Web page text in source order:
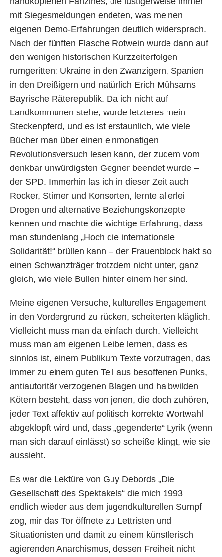
mit Siegesmeldungen endeten, was meinen
eigenen Demo-Erfahrungen deutlich widersprach.
Nach der fünften Flasche Rotwein wurde dann auf
den wenigen historischen Kurzzeiterfolgen
rumgeritten: Ukraine in den Zwanzigern, Spanien
in den Dreißigern und natürlich Erich Mühsams
Bayrische Räterepublik. Da ich nicht auf
Landkommunen stehe, wurde letzteres mein
Steckenpferd, und es ist erstaunlich, wie viele
Bücher man über einen einmonatigen
Revolutionsversuch lesen kann, der zudem vom
denkbar unwürdigsten Gegner beendet wurde –
der SPD. Immerhin las ich in dieser Zeit auch
Rocker, Stirner und Konsorten, lernte allerlei
Drogen und alternative Beziehungskonzepte
kennen und machte die wichtige Erfahrung, dass
man stundenlang „Hoch die internationale
Solidarität!“ brüllen kann – der Frauenblock hakt so
einen Schwanzträger trotzdem nicht unter, ganz
gleich, wie viele Bullen hinter einem her sind.
Meine eigenen Versuche, kulturelles Engagement
in den Vordergrund zu rücken, scheiterten kläglich.
Vielleicht muss man da einfach durch. Vielleicht
muss man am eigenen Leibe lernen, dass es
sinnlos ist, einem Publikum Texte vorzutragen, das
immer zu einem guten Teil aus besoffenen Punks,
antiautoritär verzogenen Blagen und halbwilden
Kötern besteht, dass von jenen, die doch zuhören,
jeder Text affektiv auf politisch korrekte Wortwahl
abgeklopft wird und, dass „gegenderte“ Lyrik (wenn
man sich darauf einlässt) so scheiße klingt, wie sie
aussieht.
Es war die Lektüre von Guy Debords „Die
Gesellschaft des Spektakels“ die mich 1993
endlich wieder aus dem jugendkulturellen Sumpf
zog, mir das Tor öffnete zu Lettristen und
Situationisten und damit zu einem künstlerisch
agierenden Anarchismus, dessen Freiheit nicht